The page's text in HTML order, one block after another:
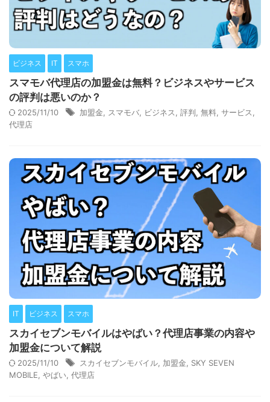
ビジネス IT スマホ
スマモバ代理店の加盟金は無料？ビジネスやサービス
の評判は悪いのか？
2025/11/10 加盟金 スマモバ ビジネス 評判 無料 サービス
代理店
IT ビジネス スマホ
スカイセブンモバイルはやばい？代理店事業の内容や
加盟金について解説
2025/11/10 スカイセブンモバイル 加盟金
SKY SEVEN
MOBILE やばい 代理店